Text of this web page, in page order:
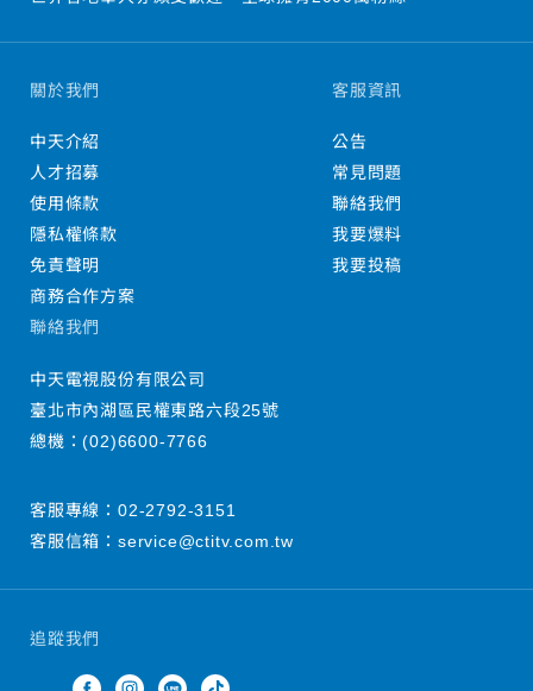
追蹤我們
關於我們
中天介紹
人才招募
使用條款
隱私權條款
免責聲明
商務合作方案
客服資訊
公告
常見問題
聯絡我們
我要爆料
我要投稿
聯絡我們
中天電視股份有限公司
臺北市內湖區民權東路六段25號
總機：(02)6600-7766
客服專線： 02-2792-3151
客服信箱： service@ctitv.com.tw